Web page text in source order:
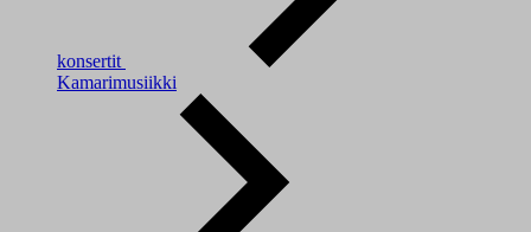
konsertit
Kamarimusiikki